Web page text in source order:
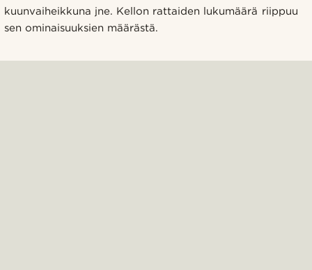
kuunvaiheikkuna jne. Kellon rattaiden lukumäärä riippuu
sen ominaisuuksien määrästä.